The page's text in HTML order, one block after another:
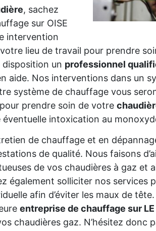
, sachez
sur OISE
intervention
lieu de travail pour prendre
un professionnel
aide. Nos interventions dans un
système de chauffage vous
prendre soin de votre
éventuelle intoxication au
de chauffage et en
de qualité. Nous faisons
de vos chaudières à gaz et
également solliciter nos services
afin d’éviter les maux de
entreprise de chauffage sur LE
chaudières gaz. N’hésitez donc